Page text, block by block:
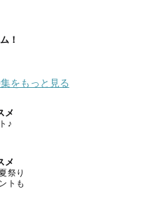
！
をもっと見る
メ
♪
メ
祭り
トも